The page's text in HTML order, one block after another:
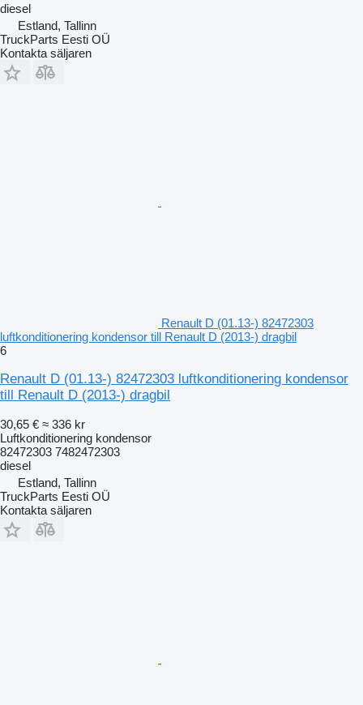
diesel
Estland, Tallinn
TruckParts Eesti OÜ
Kontakta säljaren
Renault D (01.13-) 82472303
luftkonditionering kondensor till Renault D (2013-) dragbil
6
Renault D (01.13-) 82472303 luftkonditionering kondensor
till Renault D (2013-) dragbil
30,65 € ≈ 336 kr
Luftkonditionering kondensor
82472303 7482472303
diesel
Estland, Tallinn
TruckParts Eesti OÜ
Kontakta säljaren